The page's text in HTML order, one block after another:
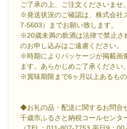
ご了承の上、ご注文くださいませ。
※発送状況のご確認は、株式会社
7-5603）までお願い致します。
※20歳未満の飲酒は法律で禁止さ
のお申し込みはご遠慮ください。
※時期によりパッケージが掲載画
ます。あらかじめご了承ください。
※賞味期限まで6ヶ月以上あるもの
◆お礼の品・配送に関するお問合
千歳市ふるさと納税コールセン